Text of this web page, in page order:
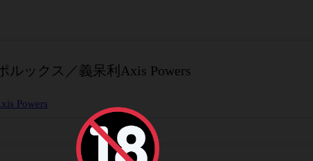
ルックス／義呆利Axis Powers
Powers